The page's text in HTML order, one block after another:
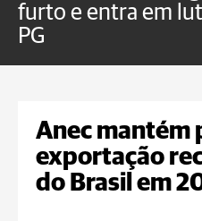
furto e entra em
PG
Anec mantém
exportação
do Brasil em